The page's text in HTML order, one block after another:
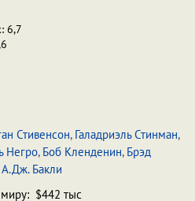
6,7
Стивенсон, Галадриэль Стинман,
Негро, Боб Кленденин, Брэд
А.Дж. Бакли
$442 тыс